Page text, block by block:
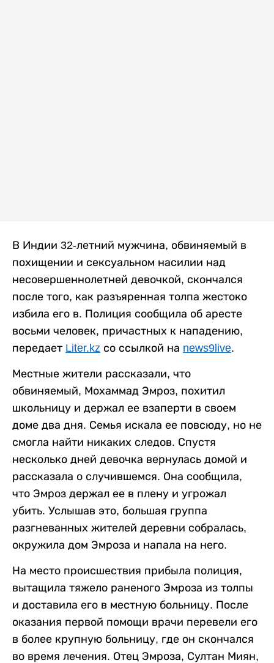
В Индии 32-летний мужчина, обвиняемый в
похищении и сексуальном насилии над
несовершеннолетней девочкой, скончался
после того, как разъяренная толпа жестоко
избила его в. Полиция сообщила об аресте
восьми человек, причастных к нападению,
передает Liter.kz со ссылкой на news9live.
Местные жители рассказали, что
обвиняемый, Мохаммад Эмроз, похитил
школьницу и держал ее взаперти в своем
доме два дня. Семья искала ее повсюду, но не
смогла найти никаких следов. Спустя
несколько дней девочка вернулась домой и
рассказала о случившемся. Она сообщила,
что Эмроз держал ее в плену и угрожал
убить. Услышав это, большая группа
разгневанных жителей деревни собралась,
окружила дом Эмроза и напала на него.
На место происшествия прибыла полиция,
вытащила тяжело раненого Эмроза из толпы
и доставила его в местную больницу. После
оказания первой помощи врачи перевели его
в более крупную больницу, где он скончался
во время лечения. Отец Эмроза, Султан Миян,